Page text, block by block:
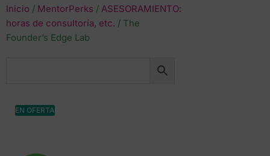
Inicio / MentorPerks / ASESORAMIENTO:
horas de consultoría, etc. / The
Founder’s Edge Lab
EN OFERTA